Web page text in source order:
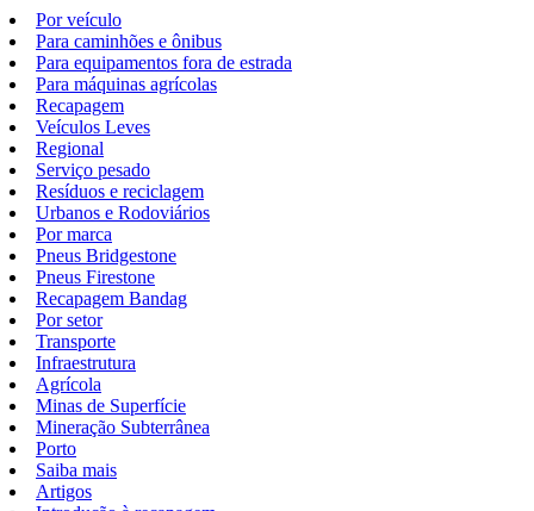
Por veículo
Para caminhões e ônibus
Para equipamentos fora de estrada
Para máquinas agrícolas
Recapagem
Veículos Leves
Regional
Serviço pesado
Resíduos e reciclagem
Urbanos e Rodoviários
Por marca
Pneus Bridgestone
Pneus Firestone
Recapagem Bandag
Por setor
Transporte
Infraestrutura
Agrícola
Minas de Superfície
Mineração Subterrânea
Porto
Saiba mais
Artigos